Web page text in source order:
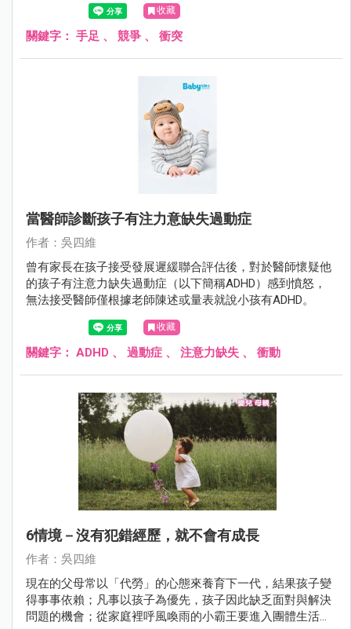
收藏
關鍵字： 手足 、 競爭 、 衝突
當醫師診斷孩子有注力意缺失過動症
作者：吳四維
曾有家長在孩子接受發展遲緩聯合評估後，對於醫師懷疑他
的孩子有注意力缺失過動症（以下簡稱ADHD）感到憤怒，
無法接受醫師僅根據老師陳述或量表就說小孩有ADHD。
收藏
關鍵字： ADHD 、 過動症 、 注意力缺失 、 衝動
6情境－沒有犯錯經歷，就不會有成長
作者：吳四維
現在的父母常以「代勞」的心態來養育下一代，結果孩子變
得事事依賴；凡事以孩子為優先，孩子因此缺乏面對與解決
問題的機會；從家庭裡呼風喚雨的小霸王要進入團體生活成